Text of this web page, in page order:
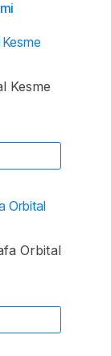
Kesme
Orbital